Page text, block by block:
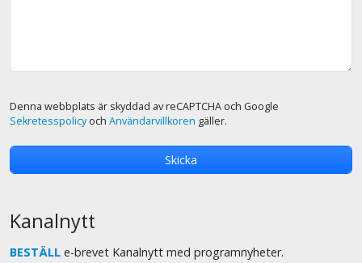
Denna webbplats är skyddad av reCAPTCHA och Google
Sekretesspolicyoch Användarvillkoren gäller.
Kanalnytt
BESTÄLL e-brevet Kanalnytt med programnyheter.